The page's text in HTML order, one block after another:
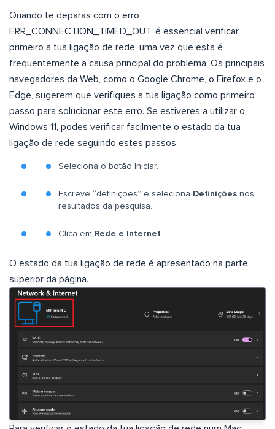
Quando te deparas com o erro
ERR_CONNECTION_TIMED_OUT, é essencial verificar
primeiro a tua ligação de rede, uma vez que esta é
frequentemente a causa principal do problema. Os principais
navegadores da Web, como o Google Chrome, o Firefox e o
Edge, sugerem que verifiques a tua ligação como primeiro
passo para solucionar este erro. Se estiveres a utilizar o
Windows 11, podes verificar facilmente o estado da tua
ligação de rede seguindo estes passos:
Seleciona o botão Iniciar.
Escreve “definições” e seleciona Definições nos
resultados da pesquisa.
Clica em Rede e Internet
O estado da tua ligação de rede é apresentado na parte
superior da página.